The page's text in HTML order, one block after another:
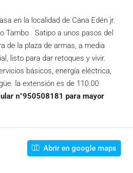
en la localidad de Cana Edén jr.
Tambo . Satipo a unos pasos del
de la plaza de armas, a media
listo para dar retoques y vivir.
básicos, energía eléctrica,
la extensión es de 110.00
n°950508181 para mayor
Abrir en google maps